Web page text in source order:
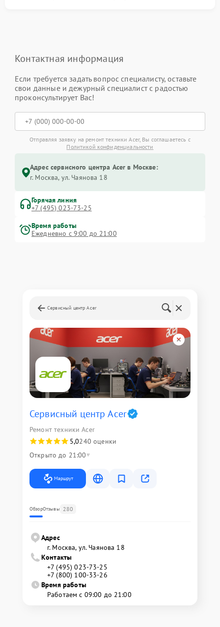
Контактная информация
Если требуется задать вопрос специалисту, оставьте
свои данные и дежурный специалист с радостью
проконсультирует Вас!
Отправляя заявку на ремонт техники Acer, Вы соглашаетесь с
Политикой конфиденциальности
Адрес сервисного центра Acer в Москве:
г. Москва, ул. Чаянова 18
Горячая линия
+7 (495) 023-73-25
Время работы
Ежедневно с 9:00 до 21:00
Сервисный центр Acer
Сервисный центр Acer
Ремонт техники Acer
5,0240 оценки
Открыто до 21:00
Маршрут
ОбзорОтзывы 280
Адрес
г. Москва, ул. Чаянова 18
Контакты
+7 (495) 023-73-25
+7 (800) 100-33-26
Время работы
Работаем с 09:00 до 21:00